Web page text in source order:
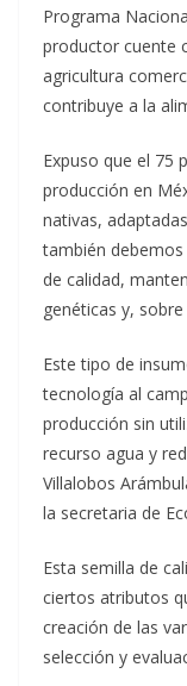
Programa
productor cuente
agricultura
contribuye a la
Expuso que el 75
producción en
nativas,
también
de calidad,
genéticas y,
Este tipo de
tecnología al
producción sin
recurso agua y
Villalobos
la secretaria de
Esta semilla de
ciertos atributos
creación de las
selección y